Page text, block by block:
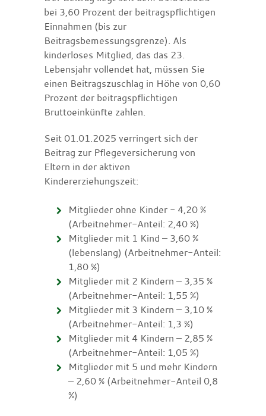
bei 3,60 Prozent der beitragspflichtigen
Einnahmen (bis zur
Beitragsbemessungsgrenze). Als
kinderloses Mitglied, das das 23.
Lebensjahr vollendet hat, müssen Sie
einen Beitragszuschlag in Höhe von 0,60
Prozent der beitragspflichtigen
Bruttoeinkünfte zahlen.
Seit 01.01.2025 verringert sich der
Beitrag zur Pflegeversicherung von
Eltern in der aktiven
Kindererziehungszeit:
Mitglieder ohne Kinder - 4,20 %
(Arbeitnehmer-Anteil: 2,40 %)
Mitglieder mit 1 Kind – 3,60 %
(lebenslang) (Arbeitnehmer-Anteil:
1,80 %)
Mitglieder mit 2 Kindern – 3,35 %
(Arbeitnehmer-Anteil: 1,55 %)
Mitglieder mit 3 Kindern – 3,10 %
(Arbeitnehmer-Anteil: 1,3 %)
Mitglieder mit 4 Kindern – 2,85 %
(Arbeitnehmer-Anteil: 1,05 %)
Mitglieder mit 5 und mehr Kindern
– 2,60 % (Arbeitnehmer-Anteil 0,8
%)